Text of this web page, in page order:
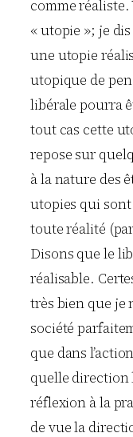
comme
« utopie »; je
une utopie
utopique de
libérale pourra
tout cas cette
repose sur
à la nature des
utopies qui
toute réalité
Disons que le
réalisable.
très bien que je
société
que dans
quelle direction
réflexion à la
de vue la